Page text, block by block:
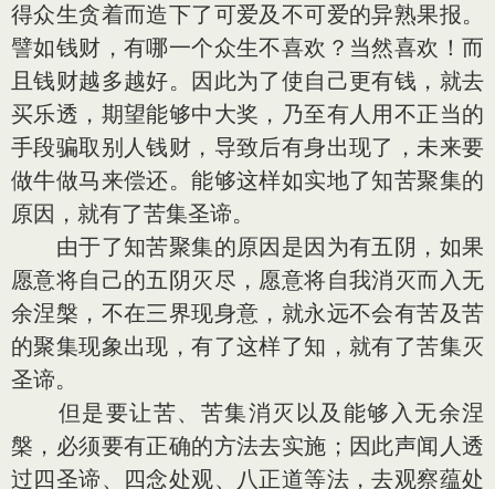
得众生贪着而造下了可爱及不可爱的异熟果报。
譬如钱财，有哪一个众生不喜欢？当然喜欢！而
且钱财越多越好。因此为了使自己更有钱，就去
买乐透，期望能够中大奖，乃至有人用不正当的
手段骗取别人钱财，导致后有身出现了，未来要
做牛做马来偿还。能够这样如实地了知苦聚集的
原因，就有了苦集圣谛。
由于了知苦聚集的原因是因为有五阴，如果
愿意将自己的五阴灭尽，愿意将自我消灭而入无
余涅槃，不在三界现身意，就永远不会有苦及苦
的聚集现象出现，有了这样了知，就有了苦集灭
圣谛。
但是要让苦、苦集消灭以及能够入无余涅
槃，必须要有正确的方法去实施；因此声闻人透
过四圣谛、四念处观、八正道等法，去观察蕴处